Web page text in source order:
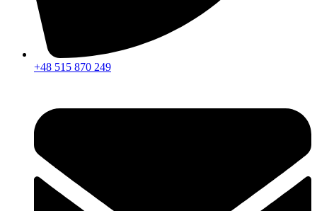
+48 515 870 249